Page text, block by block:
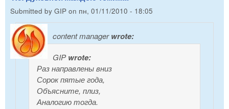
Submitted by GIP on пн, 01/11/2010 - 18:05
content managerwrote:
GIPwrote:
Раз направлены вниз
Сорок пятые года,
Объясните, плиз,
Аналогию тогда.